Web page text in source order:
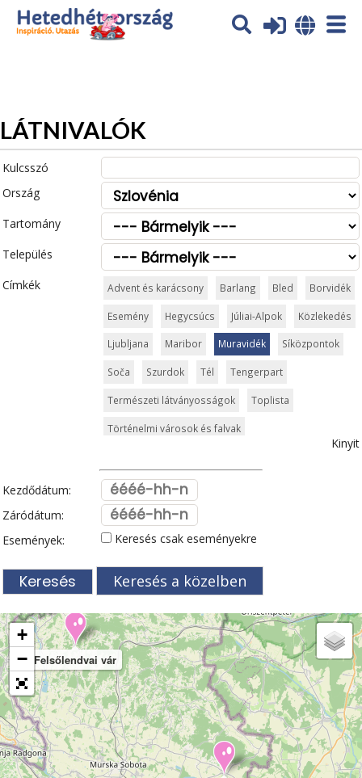
Az oldal sütiket (cookies) használ. További tájékoztatás itt:
Adatvédelmi tájékoztató
LÁTNIVALÓK
Kulcsszó
Ország
Tartomány
Település
Címkék
Advent és karácsony Barlang Bled Borvidék
Esemény Hegycsúcs Júliai-Alpok Közlekedés
Ljubljana Maribor Muravidék Síközpontok
Soča Szurdok Tél Tengerpart
Természeti látványosságok Toplista
Történelmi városok és falvak
Világörökség
Kinyit
Kezdődátum:
Záródátum:
Események:
Keresés csak eseményekre
Keresés a közelben
Felsőlendvai vár
+
−